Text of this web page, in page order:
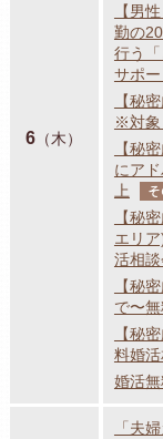
6 （木）
【男
勤の
行う
サポ
【秘
※対象
【秘
にア
上
【秘
エリ
活相
【秘
で〜
【秘
料婚
婚活
「夫